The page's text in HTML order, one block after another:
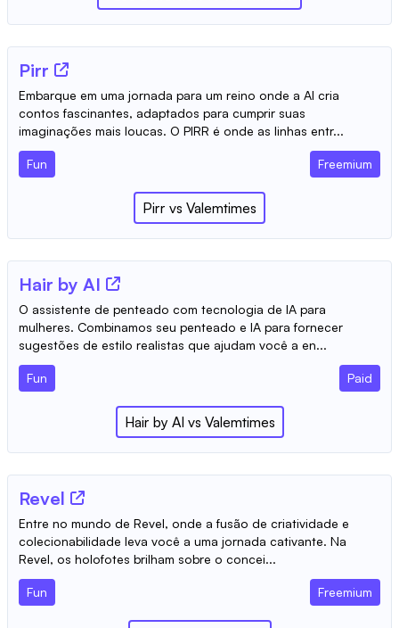
Pirr
Embarque em uma jornada para um reino onde a AI cria
contos fascinantes, adaptados para cumprir suas
imaginações mais loucas. O PIRR é onde as linhas entr...
Fun Freemium
Pirr vs Valemtimes
Hair by AI
O assistente de penteado com tecnologia de IA para
mulheres. Combinamos seu penteado e IA para fornecer
sugestões de estilo realistas que ajudam você a en...
Fun Paid
Hair by AI vs Valemtimes
Revel
Entre no mundo de Revel, onde a fusão de criatividade e
colecionabilidade leva você a uma jornada cativante. Na
Revel, os holofotes brilham sobre o concei...
Fun Freemium